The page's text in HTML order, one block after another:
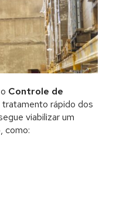
Controle de
rápido dos
viabilizar um
como: